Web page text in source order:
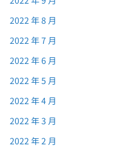
2022 年 8 月
2022 年 7 月
2022 年 6 月
2022 年 5 月
2022 年 4 月
2022 年 3 月
2022 年 2 月